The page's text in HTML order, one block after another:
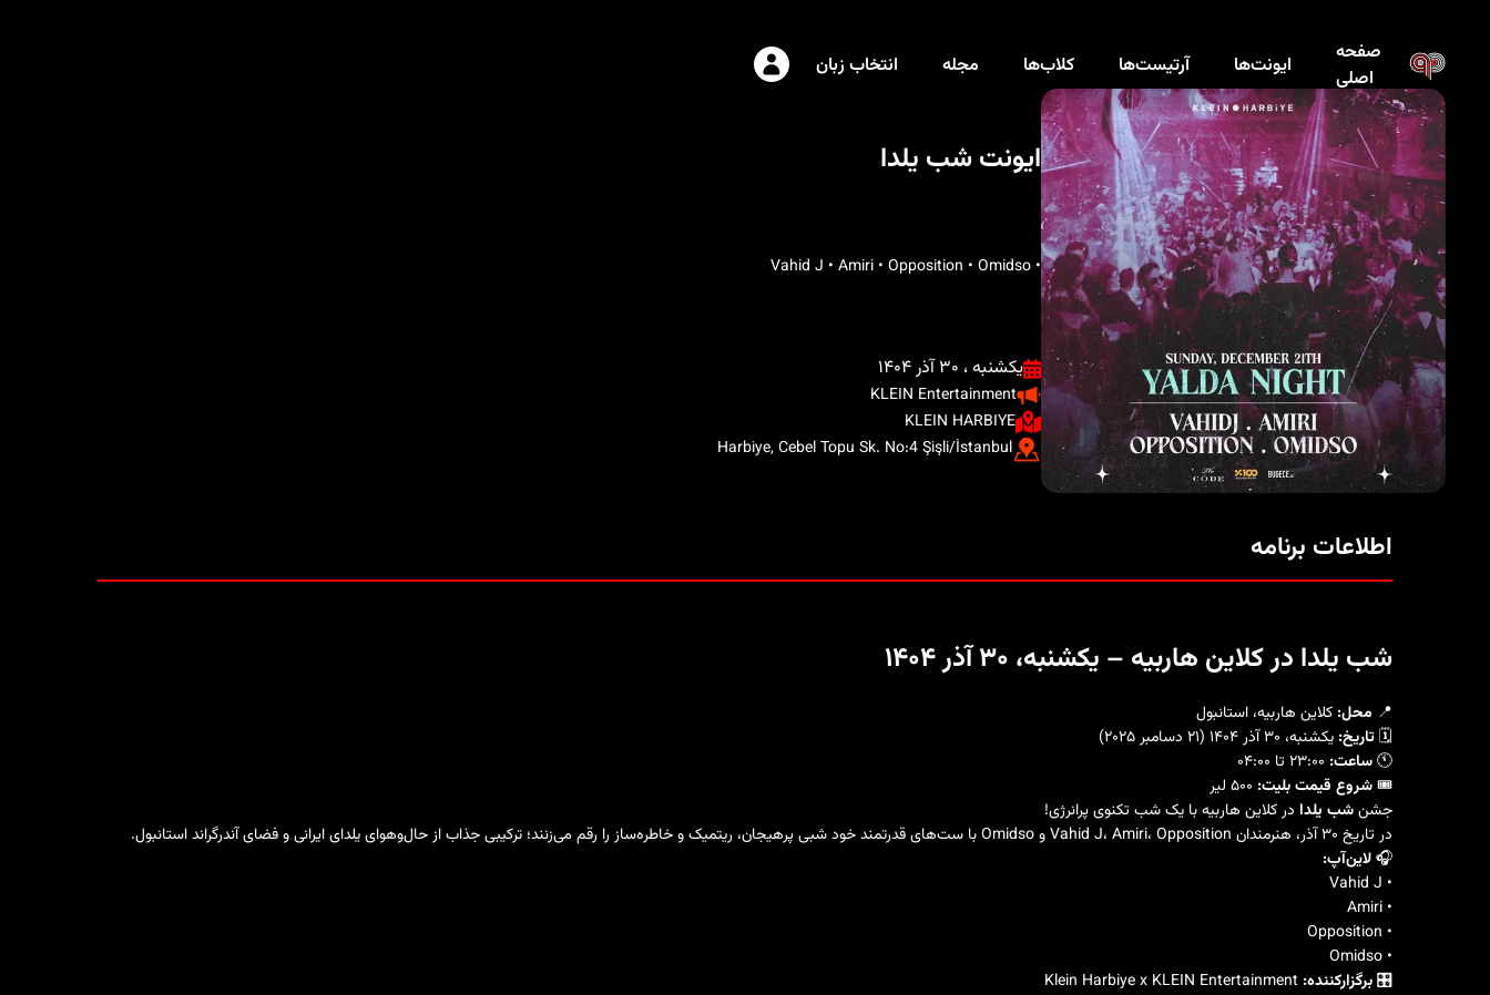
صفحه
اصلی
ایونت‌ها آرتیست‌ها کلاب‌ها مجله انتخاب زبان
ایونت شب یلدا
• Vahid J • Amiri • Opposition • Omidso
یکشنبه ، ۳۰ آذر ۱۴۰۴
KLEIN Entertainment
KLEIN HARBIYE
Harbiye, Cebel Topu Sk. No:4 Şişli/İstanbul
اطلاعات برنامه
شب یلدا در کلاین هاربیه – یکشنبه، ۳۰ آذر ۱۴۰۴
📍 محل: کلاین هاربیه، استانبول
🗓️تاریخ: یکشنبه، ۳۰ آذر ۱۴۰۴ (۲۱ دسامبر ۲۰۲۵)
🕚ساعت:
🎟️شروع قیمت بلیت:
جشنشب یلدا در کلاین هاربیه با یک شب تکنوی پرانرژی!
در تاریخ ۳۰ آذر، هنرمندان Vahid J، Amiri، Opposition و Omidso با ست‌های قدرتمند خود شبی پرهیجان، ریتمیک و خاطره‌ساز را رقم می‌زنند؛ ترکیبی جذاب از حال‌و‌هوای یلدای ایرانی و فضای آندرگراند استانبول.
🎧لاین‌آپ:
• Vahid J
• Amiri
• Opposition
• Omidso
🎛️برگزارکننده: